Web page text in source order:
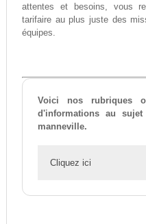
attentes et besoins, vous
tarifaire au plus juste des
équipes.
Voici nos rubriques
d'informations au
manneville.
Cliquez ici